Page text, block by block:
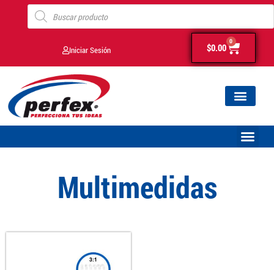
Iniciar Sesión $0.00
0
Multimedidas